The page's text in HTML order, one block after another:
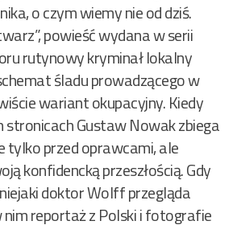
o czym wiemy nie od dziś.
powieść wydana w serii
rutynowy kryminał lokalny
śladu prowadzącego w
wariant okupacyjny. Kiedy
Gustaw Nowak zbiega
tylko przed oprawcami, ale
konfidencką przeszłością. Gdy
doktor Wolff przegląda
nim reportaż z Polski i fotografie